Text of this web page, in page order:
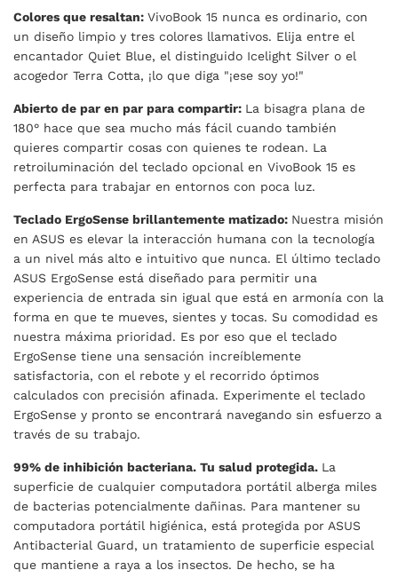
Colores que resaltan: VivoBook 15 nunca es ordinario, con
un diseño limpio y tres colores llamativos. Elija entre el
encantador Quiet Blue, el distinguido Icelight Silver o el
acogedor Terra Cotta, ¡lo que diga "¡ese soy yo!"
Abierto de par en par para compartir: La bisagra plana de
180° hace que sea mucho más fácil cuando también
quieres compartir cosas con quienes te rodean. La
retroiluminación del teclado opcional en VivoBook 15 es
perfecta para trabajar en entornos con poca luz.
Teclado ErgoSense brillantemente matizado: Nuestra misión
en ASUS es elevar la interacción humana con la tecnología
a un nivel más alto e intuitivo que nunca. El último teclado
ASUS ErgoSense está diseñado para permitir una
experiencia de entrada sin igual que está en armonía con la
forma en que te mueves, sientes y tocas. Su comodidad es
nuestra máxima prioridad. Es por eso que el teclado
ErgoSense tiene una sensación increíblemente
satisfactoria, con el rebote y el recorrido óptimos
calculados con precisión afinada. Experimente el teclado
ErgoSense y pronto se encontrará navegando sin esfuerzo a
través de su trabajo.
99% de inhibición bacteriana. Tu salud protegida. La
superficie de cualquier computadora portátil alberga miles
de bacterias potencialmente dañinas. Para mantener su
computadora portátil higiénica, está protegida por ASUS
Antibacterial Guard, un tratamiento de superficie especial
que mantiene a raya a los insectos. De hecho, se ha